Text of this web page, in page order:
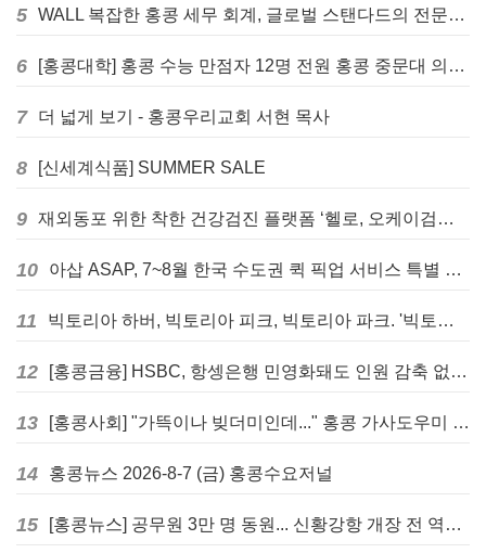
5 WALL 복잡한 홍콩 세무 회계, 글로벌 스탠다드의 전문가들이 답을 드립니다! - 법인설립, 회계, 감사
6 [홍콩대학] 홍콩 수능 만점자 12명 전원 홍콩 중문대 의대 진학
7 더 넓게 보기 - 홍콩우리교회 서현 목사
8 [신세계식품] SUMMER SALE
9 재외동포 위한 착한 건강검진 플랫폼 ‘헬로, 오케이검진’ 서비스 개시
10 아삽 ASAP, 7~8월 한국 수도권 퀵 픽업 서비스 특별 프로모션 실시
11 빅토리아 하버, 빅토리아 피크, 빅토리아 파크. '빅토리아’의 이름은 어떻게 온 걸까? - [이승권 원장의 생활칼럼]
12 [홍콩금융] HSBC, 항셍은행 민영화돼도 인원 감축 없다... 독립 브랜드 유지
13 [홍콩사회] "가뜩이나 빚더미인데..." 홍콩 가사도우미 대출 전면 금지 촉구
14 홍콩뉴스 2026-8-7 (금) 홍콩수요저널
15 [홍콩뉴스] 공무원 3만 명 동원... 신황강항 개장 전 역대급 훈련 실시